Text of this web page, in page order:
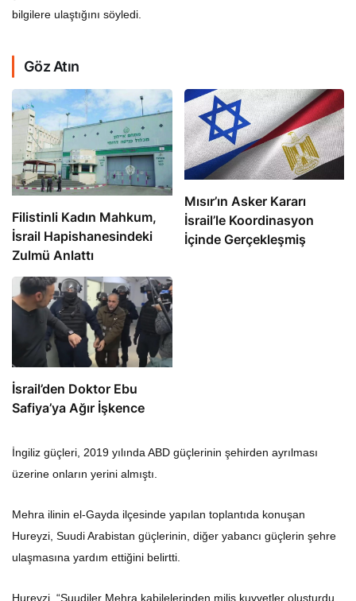
bilgilere ulaştığını söyledi.
Göz Atın
Filistinli Kadın Mahkum,
İsrail Hapishanesindeki
Zulmü Anlattı
Mısır’ın Asker Kararı
İsrail’le Koordinasyon
İçinde Gerçekleşmiş
İsrail’den Doktor Ebu
Safiya’ya Ağır İşkence
İngiliz güçleri, 2019 yılında ABD güçlerinin şehirden ayrılması
üzerine onların yerini almıştı.
Mehra ilinin el-Gayda ilçesinde yapılan toplantıda konuşan
Hureyzi, Suudi Arabistan güçlerinin, diğer yabancı güçlerin şehre
ulaşmasına yardım ettiğini belirtti.
Hureyzi, “Suudiler Mehra kabilelerinden milis kuvvetler oluşturdu